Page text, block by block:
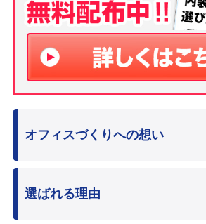
オフィスづくりへの想い
選ばれる理由